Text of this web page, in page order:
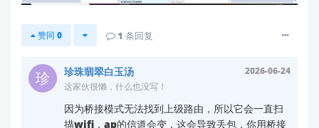
配置建议 ：
若需独立AP模式使用，建议直接配置为"AP模
式"而非桥接模式
桥接模式更适合需要同时保持内外网连接的场景
技术支持
由于此问题涉及具体硬件工作状态，建议提供以下信息
赞同 0 1 条回复
珍珠翡翠白玉汤
2026-06-24
这家伙很懒，什么也没写！
因为桥接模式无法找到上级路由，所以它会一直扫
描wifi，ap的信道会变，这会导致丢包，你用桥接